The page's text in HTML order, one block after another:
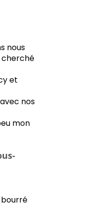
nous
cherché
et
nos
mon
bourré